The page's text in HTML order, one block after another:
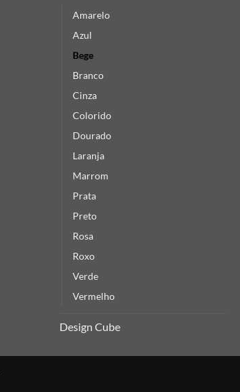
Amarelo
Azul
Bege
Branco
Cinza
Colorido
Dourado
Laranja
Marrom
Prata
Preto
Rosa
Roxo
Verde
Vermelho
Design Cube